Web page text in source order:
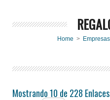
Home > Empresas
Mostrando 10 de 228 Enlaces